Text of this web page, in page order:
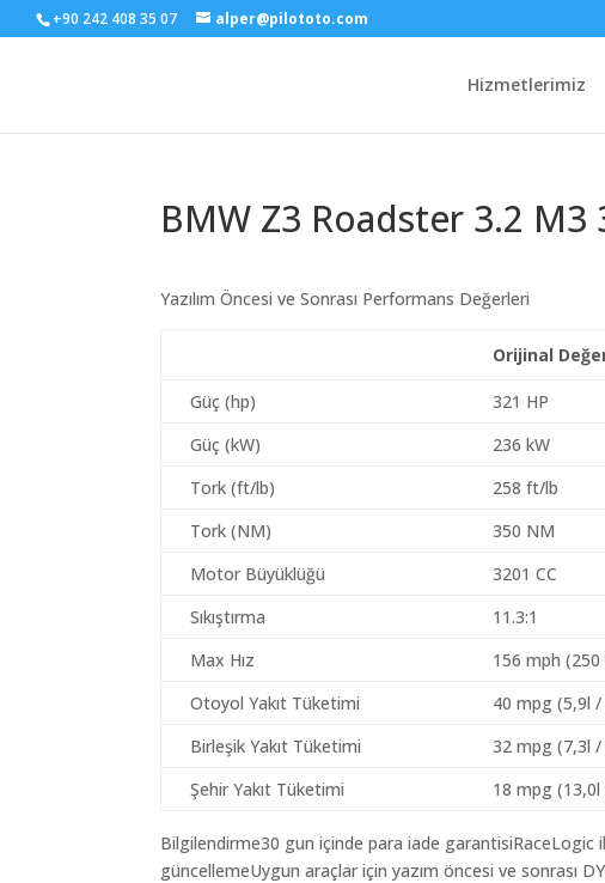
+90 242 408 35 07 alper@pilototo.com
Hizmetlerimiz
BMW Z3 Roadster 3.2 M3
Yazılım Öncesi ve Sonrası Performans Değerleri
Orijinal
Güç (hp) 321 HP
Güç (kW)
236 kW
Tork (ft/lb)
258 ft/lb
Tork (NM)
350 NM
Motor Büyüklüğü
3201 CC
Sıkıştırma
11.3:1
Max Hız
156 mph
Otoyol Yakıt Tüketimi
40 mpg (5,9l
Birleşik Yakıt Tüketimi
32 mpg (7,3l
Şehir Yakıt Tüketimi
18 mpg
Bilgilendirme30 gun içinde para iade garantisiRaceLogic
güncellemeUygun araçlar için yazım öncesi ve sonrası